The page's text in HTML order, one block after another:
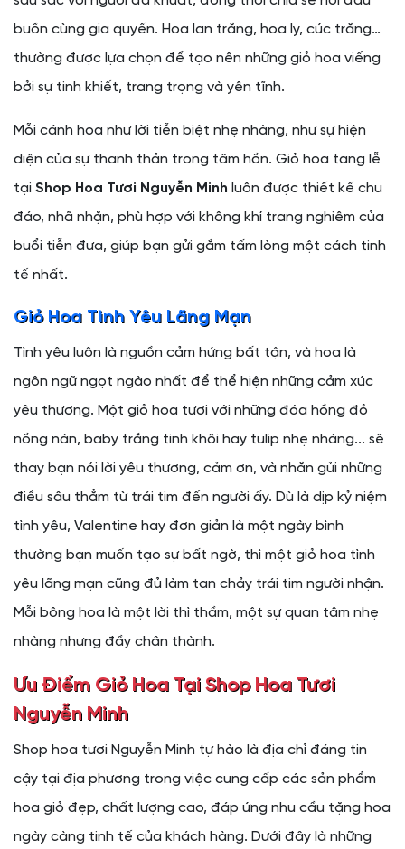
buồn cùng gia quyến. Hoa lan trắng, hoa ly, cúc trắng…
thường được lựa chọn để tạo nên những giỏ hoa viếng
bởi sự tinh khiết, trang trọng và yên tĩnh.
Mỗi cánh hoa như lời tiễn biệt nhẹ nhàng, như sự hiện
diện của sự thanh thản trong tâm hồn. Giỏ hoa tang lễ
tại Shop Hoa Tươi Nguyễn Minh luôn được thiết kế chu
đáo, nhã nhặn, phù hợp với không khí trang nghiêm của
buổi tiễn đưa, giúp bạn gửi gắm tấm lòng một cách tinh
tế nhất.
Giỏ Hoa Tình Yêu Lãng Mạn
Tình yêu luôn là nguồn cảm hứng bất tận, và hoa là
ngôn ngữ ngọt ngào nhất để thể hiện những cảm xúc
yêu thương. Một giỏ hoa tươi với những đóa hồng đỏ
nồng nàn, baby trắng tinh khôi hay tulip nhẹ nhàng... sẽ
thay bạn nói lời yêu thương, cảm ơn, và nhắn gửi những
điều sâu thẳm từ trái tim đến người ấy. Dù là dịp kỷ niệm
tình yêu, Valentine hay đơn giản là một ngày bình
thường bạn muốn tạo sự bất ngờ, thì một giỏ hoa tình
yêu lãng mạn cũng đủ làm tan chảy trái tim người nhận.
Mỗi bông hoa là một lời thì thầm, một sự quan tâm nhẹ
nhàng nhưng đầy chân thành.
Ưu Điểm Giỏ Hoa Tại Shop Hoa Tươi
Nguyễn Minh
Shop hoa tươi Nguyễn Minh tự hào là địa chỉ đáng tin
cậy tại địa phương trong việc cung cấp các sản phẩm
hoa giỏ đẹp, chất lượng cao, đáp ứng nhu cầu tặng hoa
ngày càng tinh tế của khách hàng. Dưới đây là những